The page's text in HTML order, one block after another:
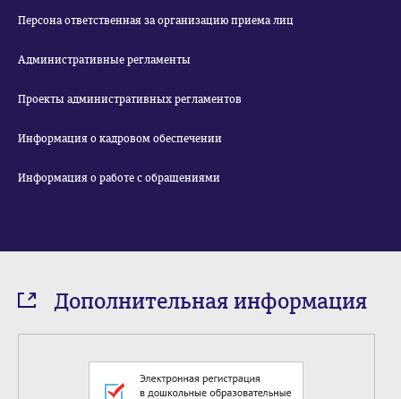
Персона ответственная за организацию приема лиц
Административные регламенты
Проекты административных регламентов
Информация о кадровом обеспечении
Информация о работе с обращениями
Дополнительная информация